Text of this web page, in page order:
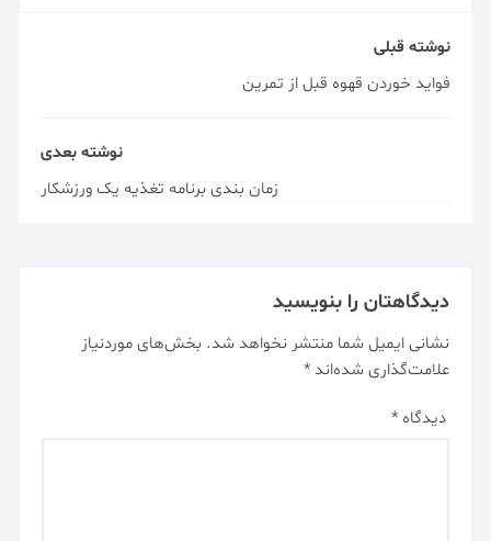
نوشته قبلی
فواید خوردن قهوه قبل از تمرین
نوشته بعدی
زمان بندی برنامه تغذیه یک ورزشکار
دیدگاهتان را بنویسید
نشانی ایمیل شما منتشر نخواهد شد. بخش‌های موردنیاز
علامت‌گذاری شده‌اند*
دیدگاه*